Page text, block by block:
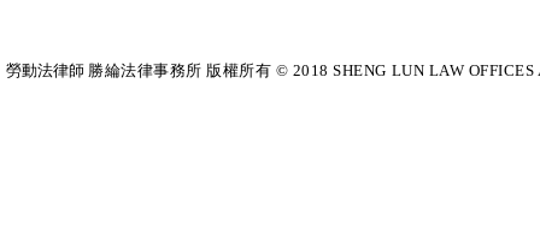
勞動法律師​ 勝綸法律事務所 版權所有 © 2018 SHENG LUN LAW